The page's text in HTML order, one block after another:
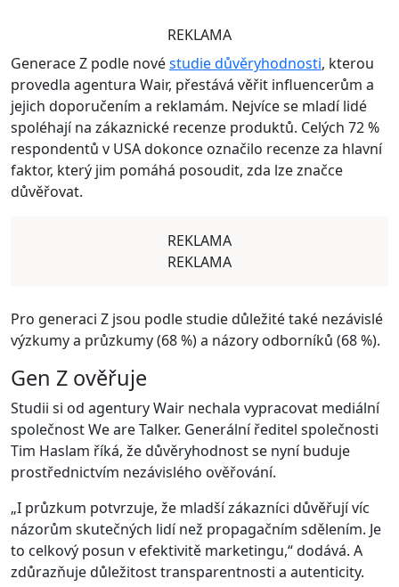
REKLAMA
Generace Z podle novéstudie důvěryhodnosti, kterou
provedla agentura Wair, přestává věřit influencerům a
jejich doporučením a reklamám. Nejvíce se mladí lidé
spoléhají na zákaznické recenze produktů. Celých 72 %
respondentů v USA dokonce označilo recenze za hlavní
faktor, který jim pomáhá posoudit, zda lze značce
důvěřovat.
REKLAMA
REKLAMA
Pro generaci Z jsou podle studie důležité také nezávislé
výzkumy a průzkumy (68 %) a názory odborníků (68 %).
Gen Z ověřuje
Studii si od agentury Wair nechala vypracovat mediální
společnost We are Talker. Generální ředitel společnosti
Tim Haslam říká, že důvěryhodnost se nyní buduje
prostřednictvím nezávislého ověřování.
„I průzkum potvrzuje, že mladší zákazníci důvěřují víc
názorům skutečných lidí než propagačním sdělením. Je
to celkový posun v efektivitě marketingu,“ dodává. A
zdůrazňuje důležitost transparentnosti a autenticity.